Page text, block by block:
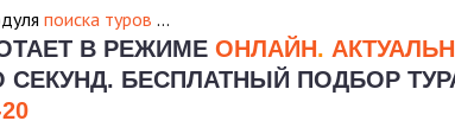
поиска туров …
В РЕЖИМЕ ОНЛАЙН.
СЕКУНД. БЕСПЛАТНЫЙ ПОДБОР